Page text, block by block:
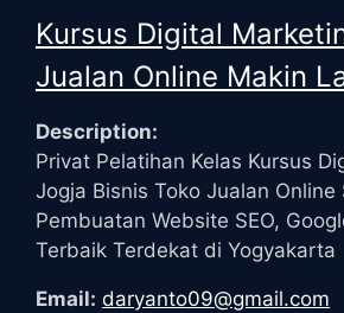
Kursus Digital
Jualan Online Makin
Description:
Privat Pelatihan Kelas Kursus
Jogja Bisnis Toko Jualan Online
Pembuatan Website SEO,
Terbaik Terdekat di Yogyakarta
Email: daryanto09@gmail.com